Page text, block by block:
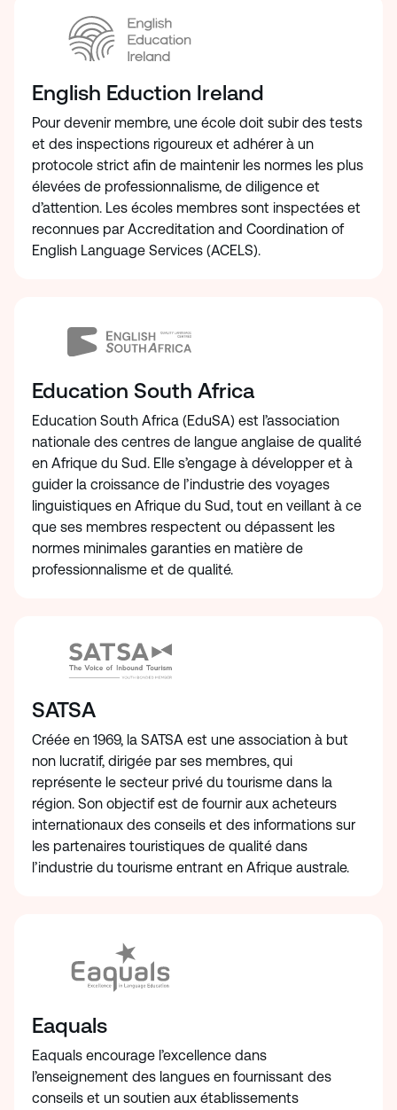
English Eduction Ireland
Pour devenir membre, une école doit subir des tests
et des inspections rigoureux et adhérer à un
protocole strict afin de maintenir les normes les plus
élevées de professionnalisme, de diligence et
d’attention. Les écoles membres sont inspectées et
reconnues par Accreditation and Coordination of
English Language Services (ACELS).
Education South Africa
Education South Africa (EduSA) est l’association
nationale des centres de langue anglaise de qualité
en Afrique du Sud. Elle s’engage à développer et à
guider la croissance de l’industrie des voyages
linguistiques en Afrique du Sud, tout en veillant à ce
que ses membres respectent ou dépassent les
normes minimales garanties en matière de
professionnalisme et de qualité.
SATSA
Créée en 1969, la SATSA est une association à but
non lucratif, dirigée par ses membres, qui
représente le secteur privé du tourisme dans la
région. Son objectif est de fournir aux acheteurs
internationaux des conseils et des informations sur
les partenaires touristiques de qualité dans
l’industrie du tourisme entrant en Afrique australe.
Eaquals
Eaquals encourage l’excellence dans
l’enseignement des langues en fournissant des
conseils et un soutien aux établissements